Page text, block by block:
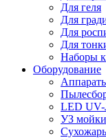
Для геля
Для
Для
Для
Наборы
Оборудование
LED UV-
УЗ мойки